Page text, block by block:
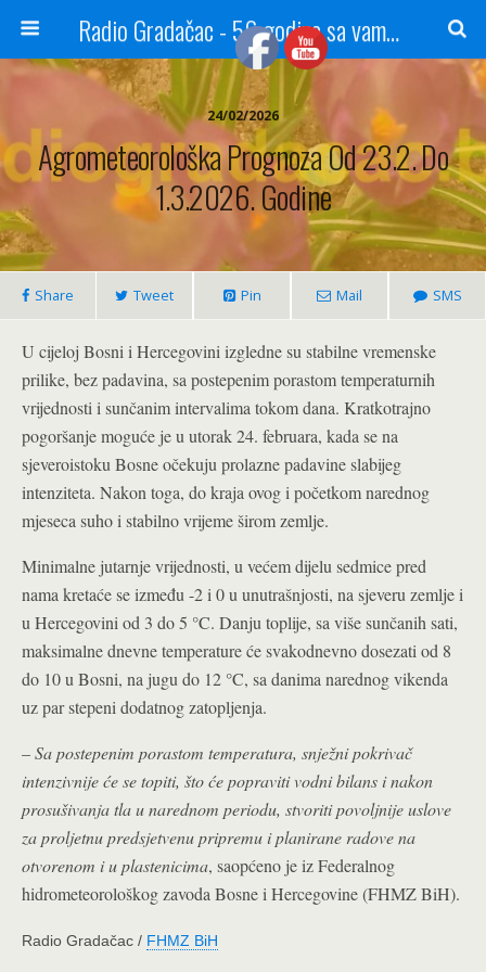
Radio Gradačac - 56 godina sa vama...
24/02/2026
Agrometeorološka Prognoza Od 23.2. Do
1.3.2026. Godine
Share Tweet Pin Mail SMS
U cijeloj Bosni i Hercegovini izgledne su stabilne vremenske
prilike, bez padavina, sa postepenim porastom temperaturnih
vrijednosti i sunčanim intervalima tokom dana. Kratkotrajno
pogoršanje moguće je u utorak 24. februara, kada se na
sjeveroistoku Bosne očekuju prolazne padavine slabijeg
intenziteta. Nakon toga, do kraja ovog i početkom narednog
mjeseca suho i stabilno vrijeme širom zemlje.
Minimalne jutarnje vrijednosti, u većem dijelu sedmice pred
nama kretaće se između -2 i 0 u unutrašnjosti, na sjeveru zemlje i
u Hercegovini od 3 do 5 °C. Danju toplije, sa više sunčanih sati,
maksimalne dnevne temperature će svakodnevno dosezati od 8
do 10 u Bosni, na jugu do 12 °C, sa danima narednog vikenda
uz par stepeni dodatnog zatopljenja.
–Sa postepenim porastom temperatura, snježni pokrivač
intenzivnije će se topiti, što će popraviti vodni bilans i nakon
prosušivanja tla u narednom periodu, stvoriti povoljnije uslove
za proljetnu predsjetvenu pripremu i planirane radove na
otvorenom i u plastenicima, saopćeno je iz Federalnog
hidrometeorološkog zavoda Bosne i Hercegovine (FHMZ BiH).
Radio Gradačac / FHMZ BiH